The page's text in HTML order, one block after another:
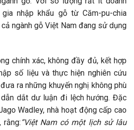
nhập khẩu gỗ từ Căm-pu-chia
ngành gỗ Việt Nam đang sử dụng
chính xác, không đầy đủ, kết hợp
số liệu và thực hiện nghiên cứu
ra những khuyến nghị không phù
dẫn dắt dư luận đi lệch hướng. Đặc
Wadley, nhà hoạt động cấp cao
rằng: “Việt Nam có một lịch sử lâu